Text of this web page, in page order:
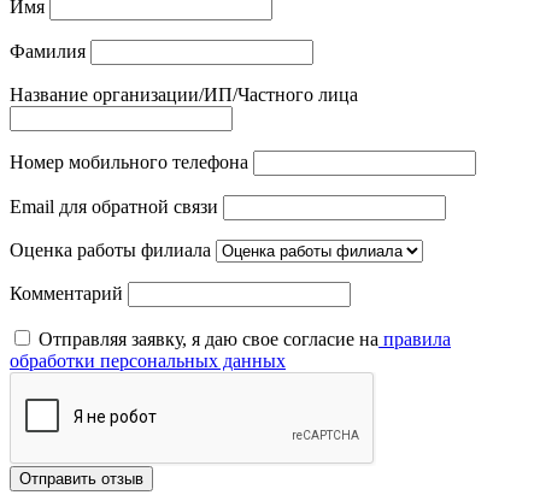
Имя
Фамилия
Название организации/ИП/Частного лица
Номер мобильного телефона
Email для обратной связи
Оценка работы филиала
Комментарий
Отправляя заявку, я даю свое согласие на правила
обработки персональных данных
Отправить отзыв